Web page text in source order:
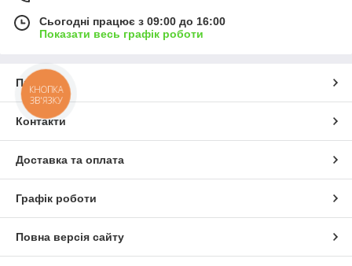
Сьогодні працює з 09:00 до 16:00
Показати весь графік роботи
Про нас
Контакти
Доставка та оплата
Графік роботи
Повна версія сайту
КНОПКА
ЗВ'ЯЗКУ